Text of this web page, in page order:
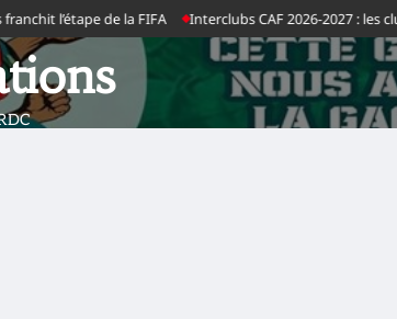
l’étape de la FIFA Interclubs CAF 2026-2027 : les